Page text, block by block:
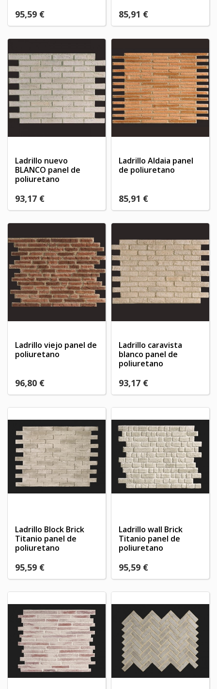
95,59 € 85,91 €
Ladrillo nuevo
BLANCO panel de
poliuretano
93,17 €
Ladrillo Aldaia panel
de poliuretano
85,91 €
Ladrillo viejo panel de
poliuretano
96,80 €
Ladrillo caravista
blanco panel de
poliuretano
93,17 €
Ladrillo Block Brick
Titanio panel de
poliuretano
95,59 €
Ladrillo wall Brick
Titanio panel de
poliuretano
95,59 €